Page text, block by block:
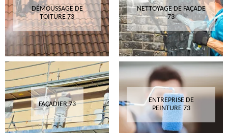
DÉMOUSSAGE DE
TOITURE 73
NETTOYAGE DE FAÇADE
73
FAÇADIER 73
ENTREPRISE DE
PEINTURE 73